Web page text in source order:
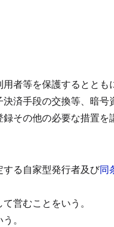
者等を保護するととも
済手段の交換等、暗
その他の必要な措置
する自家型発行者及び同
営むことをいう。
。